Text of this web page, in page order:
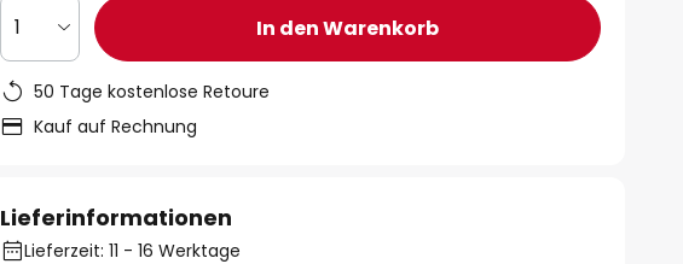
1 In den Warenkorb
50 Tage kostenlose Retoure
Kauf auf Rechnung
Lieferinformationen
Lieferzeit: 11 - 16 Werktage